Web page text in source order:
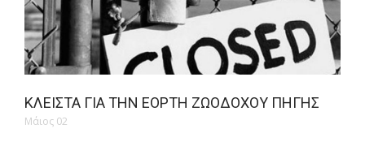
ΚΛΕΙΣΤΆ ΓΙΑ ΤΗΝ ΕΟΡΤΉ ΖΩΟΔΌΧΟΥ ΠΗΓΉΣ
Μάιος 02